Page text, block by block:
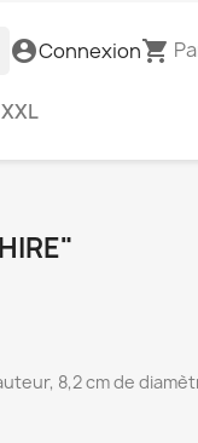
account_circleConnexionshopping_cart
8,2 cm de